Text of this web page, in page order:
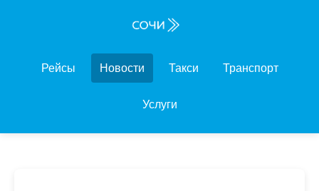
Рейсы Новости Такси Транспорт
Услуги